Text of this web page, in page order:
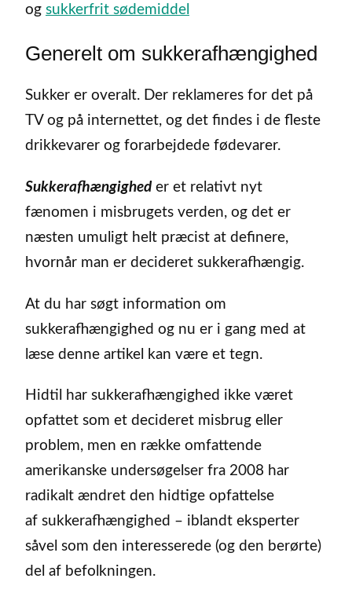
og sukkerfrit sødemiddel
Generelt om sukkerafhængighed
Sukker er overalt. Der reklameres for det på
TV og på internettet, og det findes i de fleste
drikkevarer og forarbejdede fødevarer.
Sukkerafhængighed er et relativt nyt
fænomen i misbrugets verden, og det er
næsten umuligt helt præcist at definere,
hvornår man er decideret sukkerafhængig.
At du har søgt information om
sukkerafhængighed og nu er i gang med at
læse denne artikel kan være et tegn.
Hidtil har sukkerafhængighed ikke været
opfattet som et decideret misbrug eller
problem, men en række omfattende
amerikanske undersøgelser fra 2008 har
radikalt ændret den hidtige opfattelse
af sukkerafhængighed – iblandt eksperter
såvel som den interesserede (og den berørte)
del af befolkningen.